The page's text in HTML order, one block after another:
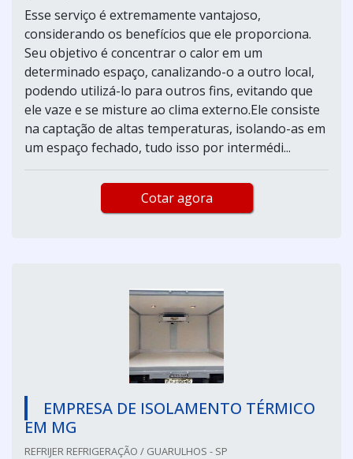
Esse serviço é extremamente vantajoso,
considerando os benefícios que ele proporciona.
Seu objetivo é concentrar o calor em um
determinado espaço, canalizando-o a outro local,
podendo utilizá-lo para outros fins, evitando que
ele vaze e se misture ao clima externo.Ele consiste
na captação de altas temperaturas, isolando-as em
um espaço fechado, tudo isso por intermédi...
Cotar agora
EMPRESA DE ISOLAMENTO TÉRMICO
EM MG
REFRIJER REFRIGERAÇÃO / GUARULHOS - SP